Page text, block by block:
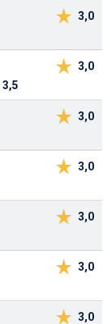
3,0
3,0
3,5
3,0
3,0
3,0
3,0
3,0